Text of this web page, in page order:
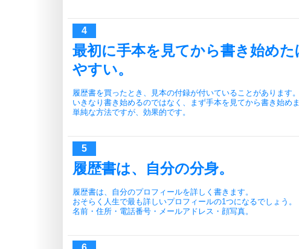
最初に手本を見てから書き始め
やすい。
履歴書を買ったとき、見本の付録が付いていることがあります。
いきなり書き始めるのではなく、まず手本を見てから書き始めま
単純な方法ですが、効果的です。
履歴書は、自分の分身。
履歴書は、自分のプロフィールを詳しく書きます。
おそらく人生で最も詳しいプロフィールの1つになるでしょう。
名前・住所・電話番号・メールアドレス・顔写真。